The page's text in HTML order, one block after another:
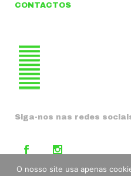
CONTACTOS
Siga-nos nas redes
O nosso site usa apenas